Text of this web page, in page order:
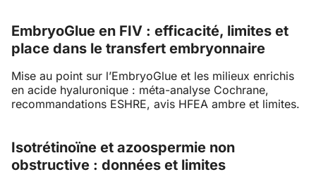
EmbryoGlue en FIV : efficacité, limites et
place dans le transfert embryonnaire
Mise au point sur l’EmbryoGlue et les milieux enrichis
en acide hyaluronique : méta-analyse Cochrane,
recommandations ESHRE, avis HFEA ambre et limites.
Isotrétinoïne et azoospermie non
obstructive : données et limites